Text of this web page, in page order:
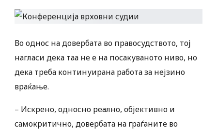
Во однос на довербата во правосудството, тој
нагласи дека таа не е на посакуваното ниво, но
дека треба континуирана работа за нејзино
враќање.
– Искрено, односно реално, објективно и
самокритично, довербата на граѓаните во